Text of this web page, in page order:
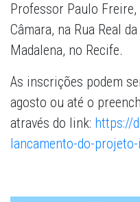
Professor Paulo
Câmara, na Rua Real
Madalena, no Recife.
As inscrições podem
agosto ou até o
através do link: https://
lancamento-do-